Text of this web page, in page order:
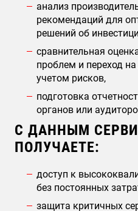
анализ
рекомендаций для
решений об
сравнительная
проблем и переход на
учетом рисков,
подготовка
органов или
С ДАННЫМ
ПОЛУЧАЕТЕ:
доступ к
без постоянных
защита критичных